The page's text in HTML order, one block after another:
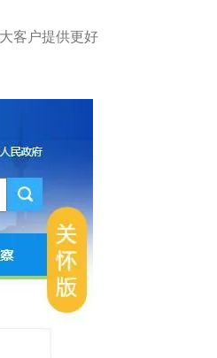
客户提供更好